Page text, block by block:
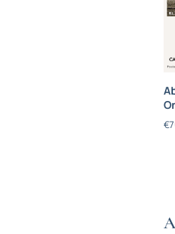
€